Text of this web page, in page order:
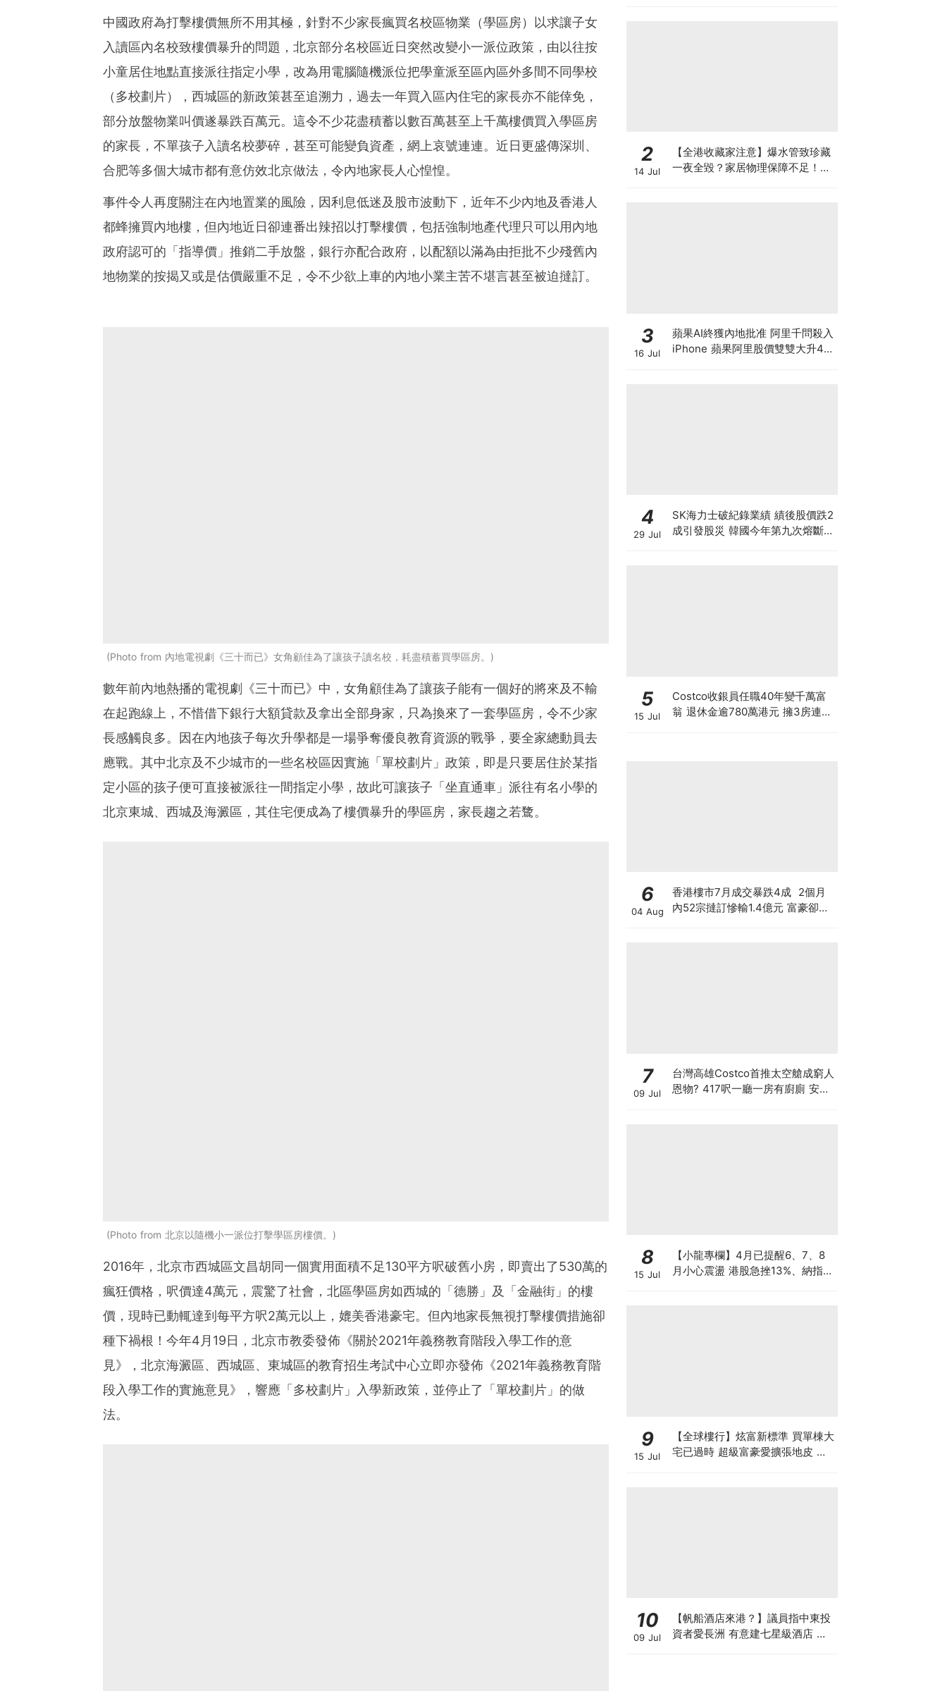
中國政府為打擊樓價無所不用其極，針對不少家長瘋買名校區物業（學區房）以求讓子女
入讀區內名校致樓價暴升的問題，北京部分名校區近日突然改變小一派位政策，由以往按
小童居住地點直接派往指定小學，改為用電腦隨機派位把學童派至區內區外多間不同學校
（多校劃片），西城區的新政策甚至追溯力，過去一年買入區內住宅的家長亦不能倖免，
部分放盤物業叫價遂暴跌百萬元。這令不少花盡積蓄以數百萬甚至上千萬樓價買入學區房
的家長，不單孩子入讀名校夢碎，甚至可能變負資產，網上哀號連連。近日更盛傳深圳、
合肥等多個大城市都有意仿效北京做法，令內地家長人心惶惶。
事件令人再度關注在內地置業的風險，因利息低迷及股市波動下，近年不少內地及香港人
都蜂擁買內地樓，但內地近日卻連番出辣招以打擊樓價，包括強制地產代理只可以用內地
政府認可的「指導價」推銷二手放盤，銀行亦配合政府，以配額以滿為由拒批不少殘舊內
地物業的按揭又或是估價嚴重不足，令不少欲上車的內地小業主苦不堪言甚至被迫撻訂。
Photo from 內地電視劇《三十而已》女角顧佳為了讓孩子讀名校，耗盡積蓄買學區房。
數年前內地熱播的電視劇《三十而已》中，女角顧佳為了讓孩子能有一個好的將來及不輸
在起跑線上，不惜借下銀行大額貸款及拿出全部身家，只為換來了一套學區房，令不少家
長感觸良多。因在內地孩子每次升學都是一場爭奪優良教育資源的戰爭，要全家總動員去
應戰。其中北京及不少城市的一些名校區因實施「單校劃片」政策，即是只要居住於某指
定小區的孩子便可直接被派往一間指定小學，故此可讓孩子「坐直通車」派往有名小學的
北京東城、西城及海澱區，其住宅便成為了樓價暴升的學區房，家長趨之若䳱。
Photo from 北京以隨機小一派位打擊學區房樓價。
2016年，北京市西城區文昌胡同一個實用面積不足130平方呎破舊小房，即賣出了530萬的
瘋狂價格，呎價達4萬元，震驚了社會，北區學區房如西城的「德勝」及「金融街」的樓
價，現時已動輒達到每平方呎2萬元以上，媲美香港豪宅。但內地家長無視打擊樓價措施卻
種下禍根！今年4月19日，北京市教委發佈《關於2021年義務教育階段入學工作的意
見》，北京海澱區、西城區、東城區的教育招生考試中心立即亦發佈《2021年義務教育階
段入學工作的實施意見》，響應「多校劃片」入學新政策，並停止了「單校劃片」的做
法。
2
14 Jul
【全港收藏家注意】爆水管致珍藏
一夜全毀？家居物理保障不足！如
3
16 Jul
蘋果AI終獲內地批准 阿里千問殺入
iPhone 蘋果阿里股價雙雙大升4%
4
29 Jul
SK海力士破紀錄業績 績後股價跌2
成引發股災 韓國今年第九次熔斷
5
15 Jul
Costco收銀員任職40年變千萬富
翁 退休金逾780萬港元 擁3房連泳
6
04 Aug
香港樓市7月成交暴跌4成 2個月
內52宗撻訂慘輸1.4億元 富豪卻擲
7
09 Jul
台灣高雄Costco首推太空艙成窮人
恩物? 417呎一廳一房有廚廁 安樂
8
15 Jul
【小龍專欄】4月已提醒6、7、8
月小心震盪 港股急挫13%、納指跌
9
15 Jul
【全球樓行】炫富新標準 買單棟大
宅已過時 超級富豪愛擴張地皮 建
10
09 Jul
【帆船酒店來港？】議員指中東投
資者愛長洲 有意建七星級酒店 望